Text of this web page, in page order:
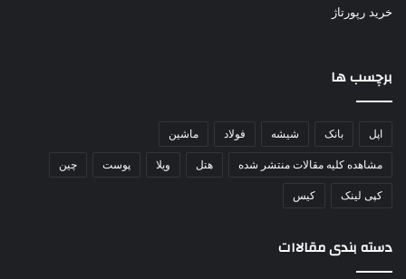
خرید رپورتاژ
برچسب ها
اپل بانک شیشه فولاد ماشین
مشاهده کلیه مقالات منتشر شده هتل ویلا پوست چین
کپی لینک کیس
دسته بندی مقالاات